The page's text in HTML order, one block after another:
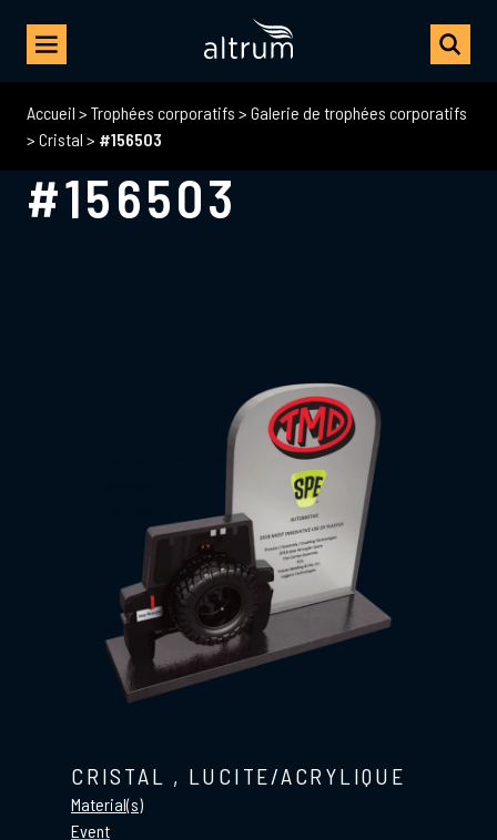
Accueil > Trophées corporatifs > Galerie de trophées corporatifs
> Cristal > #156503
#156503
CRISTAL , LUCITE/ACRYLIQUE
Material(s)
Event